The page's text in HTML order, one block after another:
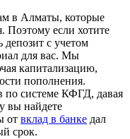
в Алматы, которые
Поэтому если хотите
с учетом
для вас. Мы
капитализацию,
пополнения.
системе КФГД, давая
вы найдете
от вклад в банке дал
срок.